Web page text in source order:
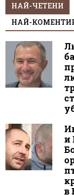
НАЙ-ЧЕТЕНИ
НАЙ-
и
в